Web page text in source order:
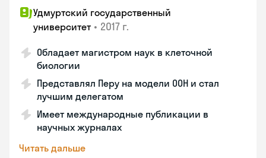
Удмуртский государственный
университет • 2017 г.
Обладает магистром наук в клеточной
биологии
Представлял Перу на модели ООН и стал
лучшим делегатом
Имеет международные публикации в
научных журналах
Читать дальше